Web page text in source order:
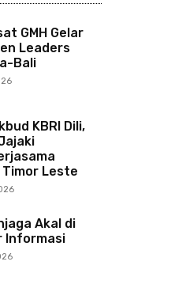
GMH Gelar
Leaders
Bali
KBRI Dili,
Timor Leste
Akal di
Informasi